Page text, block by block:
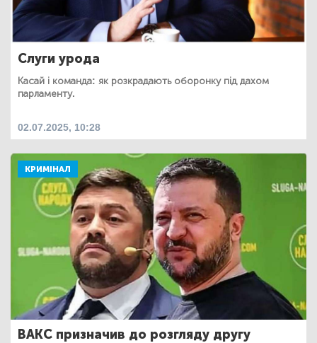
Слуги урода
Касай і команда: як розкрадають оборонку під дахом
парламенту.
02.07.2025, 10:28
КРИМІНАЛ
ВАКС призначив до розгляду другу